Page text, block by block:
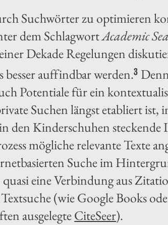
Suchwörter zu optimieren
dem SchlagwortAcademic
Dekade Regelungen
besser auffindbar werden.3
Potentiale für ein
Suchen längst etabliert
den Kinderschuhen steckende
mögliche relevante Texte
Suche im
eine Verbindung aus
(wie Google Books
ausgelegteCiteSeer).